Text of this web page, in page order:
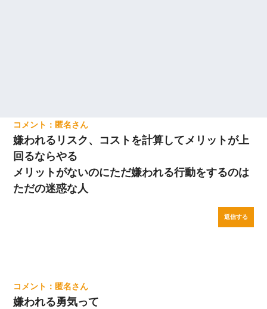
匿名
嫌われるリスク、コストを計算してメリットが上
回るならやる
メリットがないのにただ嫌われる行動をするのは
ただの迷惑な人
返信する
匿名
嫌われる勇気って